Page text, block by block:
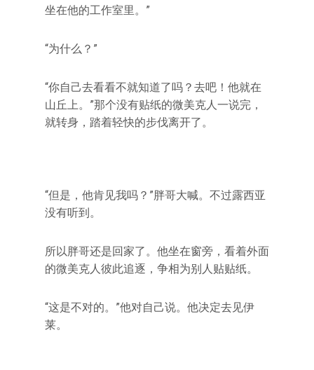
坐在他的工作室里。”
“为什么？”
“你自己去看看不就知道了吗？去吧！他就在
山丘上。”那个没有贴纸的微美克人一说完，
就转身，踏着轻快的步伐离开了。
“但是，他肯见我吗？”胖哥大喊。不过露西亚
没有听到。
所以胖哥还是回家了。他坐在窗旁，看着外面
的微美克人彼此追逐，争相为别人贴贴纸。
“这是不对的。”他对自己说。他决定去见伊
莱。